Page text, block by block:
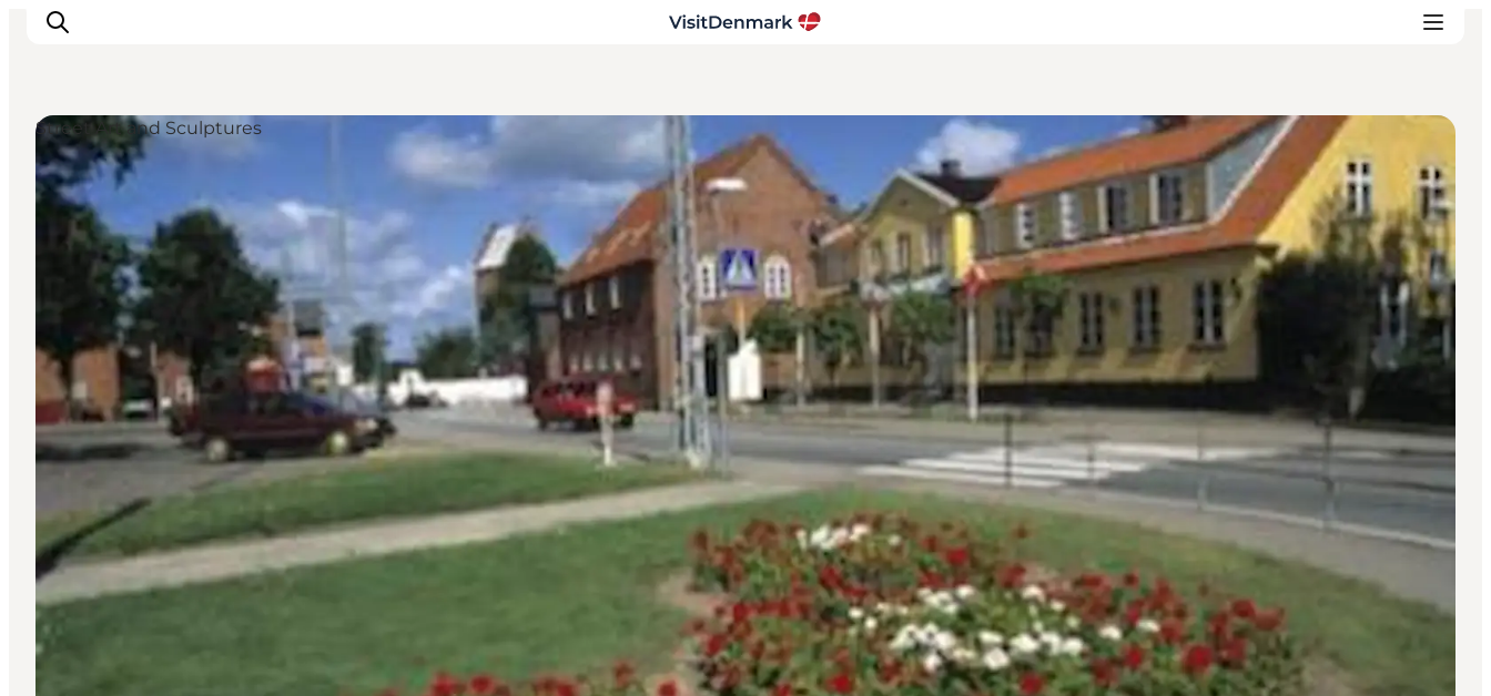
Ispirazioni
Dove andare
Cosa fare
Dove dormire
Pianifica il viaggio
Street Art and Sculptures